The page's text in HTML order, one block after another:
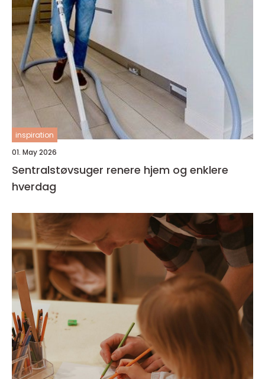
inspiration
01. May 2026
Sentralstøvsuger renere hjem og enklere
hverdag